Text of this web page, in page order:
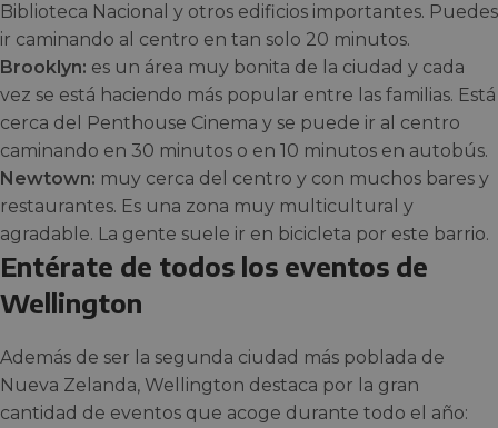
Biblioteca Nacional y otros edificios importantes. Puedes
ir caminando al centro en tan solo 20 minutos.
Brooklyn: es un área muy bonita de la ciudad y cada
vez se está haciendo más popular entre las familias. Está
cerca del Penthouse Cinema y se puede ir al centro
caminando en 30 minutos o en 10 minutos en autobús.
Newtown: muy cerca del centro y con muchos bares y
restaurantes. Es una zona muy multicultural y
agradable. La gente suele ir en bicicleta por este barrio.
Entérate de todos los eventos de
Wellington
Además de ser la segunda ciudad más poblada de
Nueva Zelanda, Wellington destaca por la gran
cantidad de eventos que acoge durante todo el año: